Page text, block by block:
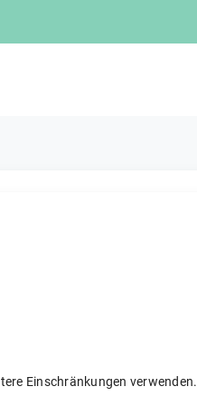
Einschränkungen verwenden.